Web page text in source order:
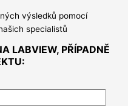
výsledků pomocí
specialistů
LABVIEW, PŘÍPADNĚ